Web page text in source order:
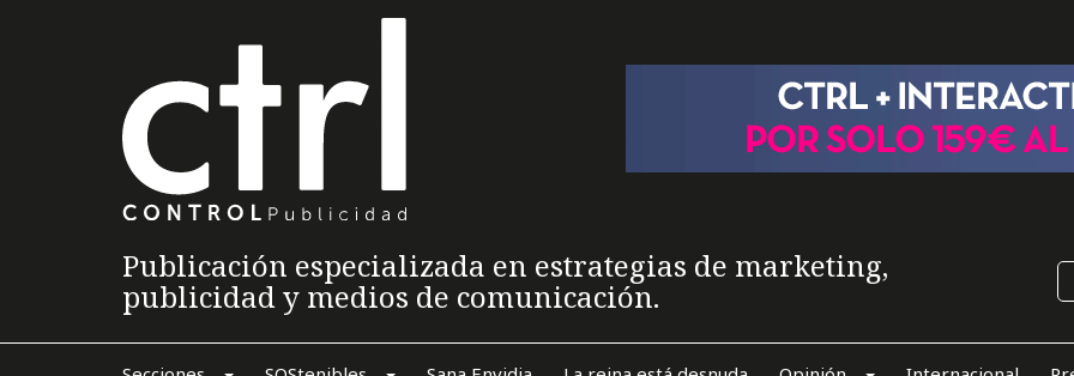
Publicación especializada en estrategias de marketing,
publicidad y medios de comunicación.